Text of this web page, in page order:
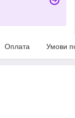
Оплата Умови